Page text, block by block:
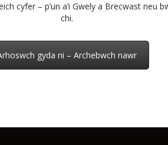
cyfer – p’un a’i Gwely a Brecwast neu
chi.
gyda ni – Archebwch nawr